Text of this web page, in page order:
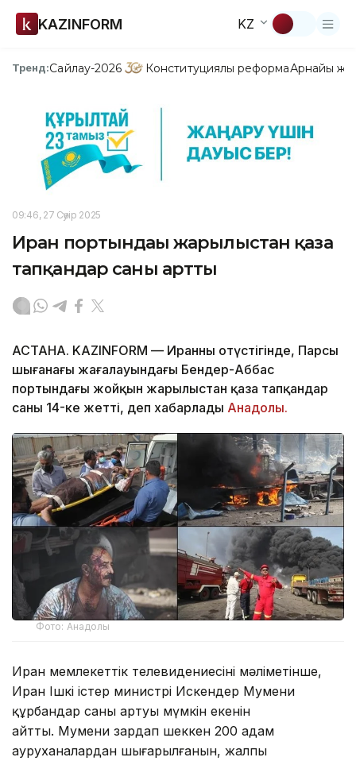
KAZINFORM KZ
Тренд:Сайлау-2026 Конституциялық реформаАрнайы
09:46, 27 Сәуір 2025
Иран портындағы жарылыстан қаза
тапқандар саны артты
АСТАНА. KAZINFORM — Иранның оңтүстігінде, Парсы
шығанағы жағалауындағы Бендер-Аббас
портындағы жойқын жарылыстан қаза тапқандар
саны 14-ке жетті, деп хабарлады Анадолы.
Фото: Анадолы
Иран мемлекеттік телевидениесінің мәліметінше,
Иран Ішкі істер министрі Искендер Мумени
құрбандар саны артуы мүмкін екенін
айтты. Мумени зардап шеккен 200 адам
ауруханалардан шығарылғанын, жалпы